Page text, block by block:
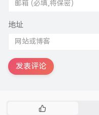
地址
发表评论
热